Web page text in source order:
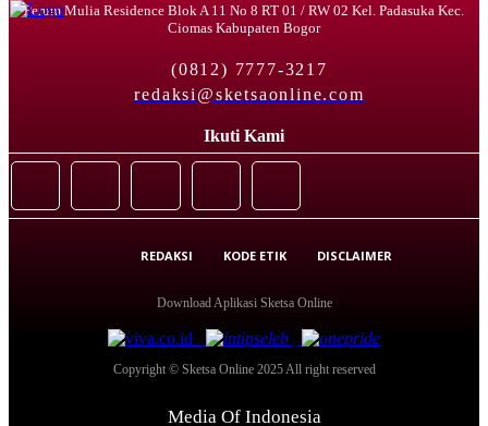
Perum Mulia Residence Blok A 11 No 8 RT 01 / RW 02 Kel. Padasuka Kec.
Ciomas Kabupaten Bogor
(0812) 7777-3217
redaksi@sketsaonline.com
Ikuti Kami
REDAKSI KODE ETIK DISCLAIMER
Download Aplikasi Sketsa Online
Copyright © Sketsa Online 2025 All right reserved
Media Of Indonesia